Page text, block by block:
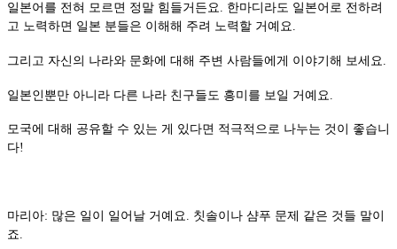
일본어를 전혀 모르면 정말 힘들거든요. 한마디라도 일본어로 전하려
고 노력하면 일본 분들은 이해해 주려 노력할 거예요.
그리고 자신의 나라와 문화에 대해 주변 사람들에게 이야기해 보세요.
일본인뿐만 아니라 다른 나라 친구들도 흥미를 보일 거예요.
모국에 대해 공유할 수 있는 게 있다면 적극적으로 나누는 것이 좋습니
다!
마리아: 많은 일이 일어날 거예요. 칫솔이나 샴푸 문제 같은 것들 말이
죠.